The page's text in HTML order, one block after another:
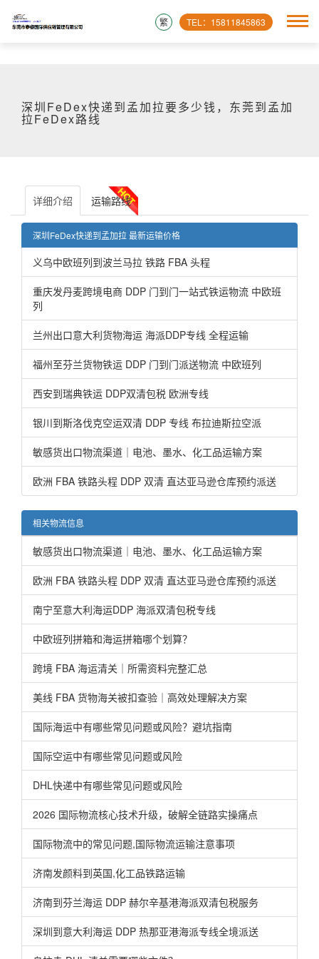
TEL：15811845863
繁
深圳FeDex快递到孟加拉要多少钱，东莞到孟加
拉FeDex路线
详细介绍 运输路线
深圳FeDex快递到孟加拉 最新运输价格
义乌中欧班列到波兰马拉 铁路 FBA 头程
重庆发丹麦跨境电商 DDP 门到门一站式铁运物流 中欧班
列
兰州出口意大利货物海运 海派DDP专线 全程运输
福州至芬兰货物铁运 DDP 门到门派送物流 中欧班列
西安到瑞典铁运 DDP双清包税 欧洲专线
银川到斯洛伐克空运双清 DDP 专线 布拉迪斯拉空派
敏感货出口物流渠道｜电池、墨水、化工品运输方案
欧洲 FBA 铁路头程 DDP 双清 直达亚马逊仓库预约派送
相关物流信息
敏感货出口物流渠道｜电池、墨水、化工品运输方案
欧洲 FBA 铁路头程 DDP 双清 直达亚马逊仓库预约派送
南宁至意大利海运DDP 海派双清包税专线
中欧班列拼箱和海运拼箱哪个划算？
跨境 FBA 海运清关｜所需资料完整汇总
美线 FBA 货物海关被扣查验｜高效处理解决方案
国际海运中有哪些常见问题或风险？避坑指南
国际空运中有哪些常见问题或风险
DHL快递中有哪些常见问题或风险
2026 国际物流核心技术升级，破解全链路实操痛点
国际物流中的常见问题,国际物流运输注意事项
济南发颜料到英国,化工品铁路运输
济南到芬兰海运 DDP 赫尔辛基港海派双清包税服务
深圳到意大利海运 DDP 热那亚港海派专线全境派送